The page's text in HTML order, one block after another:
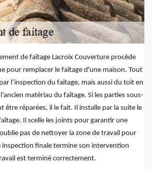
de faîtage Lacroix Couverture procède
pour remplacer le faîtage d'une maison. Tout
l’inspection du faîtage, mais aussi du toit en
matériau du faîtage. Si les parties sous-
être réparées, il le fait. Il installe par la suite le
Il scelle les joints pour garantir une
pas de nettoyer la zone de travail pour
inspection finale termine son intervention
est terminé correctement.